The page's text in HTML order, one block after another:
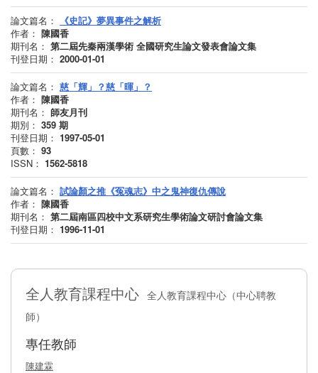
論文篇名：
《史記》夢異事件之解析
作者： 陳國香
期刊名： 第二屆先秦兩漢學術 全國研究生論文發表會論文集
刊登日期： 2000-01-01
論文篇名： 慈「輝」？慈「暉」？
作者： 陳國香
期刊名： 師友月刊
期別： 359 期
刊登日期： 1997-05-01
頁數： 93
ISSN： 1562-5818
論文篇名： 試論顏之推《冤魂志》中之鬼神復仇傳說
作者： 陳國香
期刊名： 第二屆南區四校中文系研究生學術論文研討會論文集
刊登日期： 1996-11-01
全人教育課程中心 全人教育課程中心（中心聘教
師）
專任教師
陳建霖